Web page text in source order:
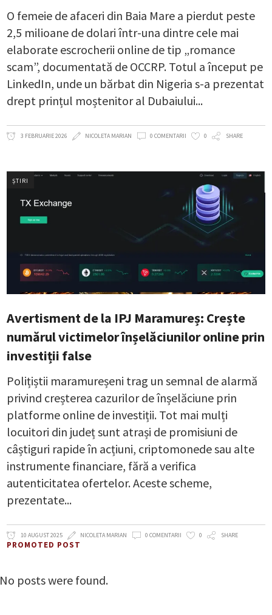
O femeie de afaceri din Baia Mare a pierdut peste
2,5 milioane de dolari într-una dintre cele mai
elaborate escrocherii online de tip „romance
scam”, documentată de OCCRP. Totul a început pe
LinkedIn, unde un bărbat din Nigeria s-a prezentat
drept prințul moștenitor al Dubaiului
3 FEBRUARIE 2026 NICOLETA MARIAN 0 COMENTARII 0 SHARE
ȘTIRI
Avertisment de la IPJ Maramureș: Crește
numărul victimelor înșelăciunilor online prin
investiții false
Polițiștii maramureșeni trag un semnal de alarmă
privind creșterea cazurilor de înșelăciune prin
platforme online de investiții. Tot mai mulți
locuitori din județ sunt atrași de promisiuni de
câștiguri rapide în acțiuni, criptomonede sau alte
instrumente financiare, fără a verifica
autenticitatea ofertelor. Aceste scheme,
prezentate
10 AUGUST 2025 NICOLETA MARIAN 0 COMENTARII 0 SHARE
PROMOTED POST
No posts were found.